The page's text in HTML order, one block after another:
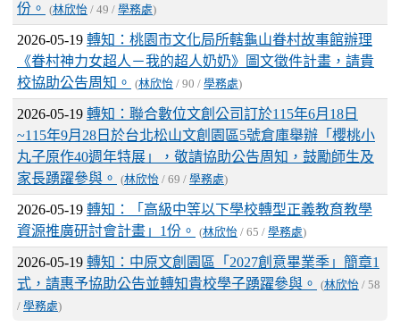
份。
(林欣怡 / 49 / 學務處)
2026-05-19 轉知：桃園市文化局所轄龜山眷村故事館辦理
《眷村神力女超人－我的超人奶奶》圖文徵件計畫，請貴
校協助公告周知。
(林欣怡 / 90 / 學務處)
2026-05-19 轉知：聯合數位文創公司訂於115年6月18日
~115年9月28日於台北松山文創園區5號倉庫舉辦「櫻桃小
丸子原作40週年特展」，敬請協助公告周知，鼓勵師生及
家長踴躍參與。
(林欣怡 / 69 / 學務處)
2026-05-19 轉知：「高級中等以下學校轉型正義教育教學
資源推廣研討會計畫」1份。
(林欣怡 / 65 / 學務處)
2026-05-19 轉知：中原文創園區「2027創意畢業季」簡章1
式，請惠予協助公告並轉知貴校學子踴躍參與。
(林欣怡 / 58
/ 學務處)